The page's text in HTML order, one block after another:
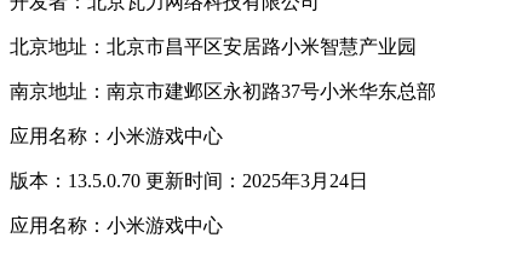
北京地址：北京市昌平区安居路小米智慧产业园
南京地址：南京市建邺区永初路37号小米华东总部
应用名称：小米游戏中心
版本：13.5.0.70 更新时间：2025年3月24日
应用名称：小米游戏中心